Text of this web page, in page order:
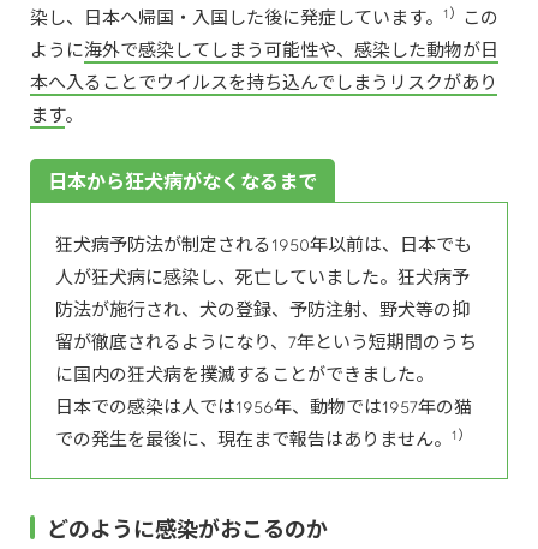
染し、日本へ帰国・入国した後に発症しています。 1） この
ように海外で感染してしまう可能性や、感染した動物が日
本へ入ることでウイルスを持ち込んでしまうリスクがあり
ます。
日本から狂犬病がなくなるまで
狂犬病予防法が制定される1950年以前は、日本でも
人が狂犬病に感染し、死亡していました。狂犬病予
防法が施行され、犬の登録、予防注射、野犬等の抑
留が徹底されるようになり、7年という短期間のうち
に国内の狂犬病を撲滅することができました。
日本での感染は人では1956年、動物では1957年の猫
での発生を最後に、現在まで報告はありません。 1）
どのように感染がおこるのか